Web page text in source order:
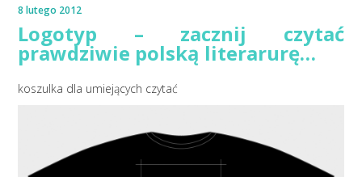
8 lutego 2012
Logotyp – zacznij czytać
prawdziwie polską literarurę…
koszulka dla umiejących czytać